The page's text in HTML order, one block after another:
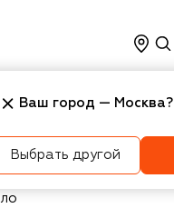
Косметика Интерьер
Ваш город — Москва?
Выбрать другой